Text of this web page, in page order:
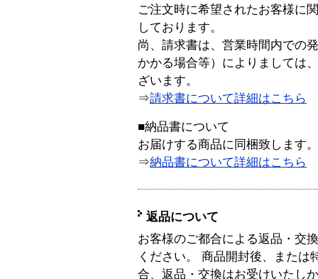
ご注文時に希望されたお客様に
しております。
尚、請求書は、営業時間内での
かかる場合等）によりましては
ざいます。
⇒請求書について詳細はこちら
■納品書について
お届けする商品に同梱致します。
⇒納品書について詳細はこちら
返品について
お客様のご都合による返品・交
ください。 商品開封後、または
合、返品・交換はお受けいたし